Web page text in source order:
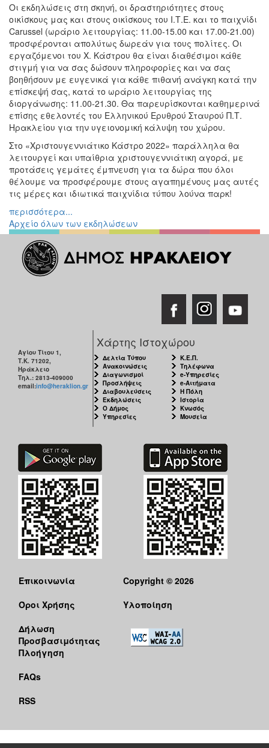
Οι εκδηλώσεις στη σκηνή, οι δραστηριότητες στους
οικίσκους μας και στους οικίσκους του Ι.Τ.Ε. και το παιχνίδι
Carussel (ωράριο λειτουργίας: 11.00-15.00 και 17.00-21.00)
προσφέρονται απολύτως δωρεάν για τους πολίτες. Οι
εργαζόμενοι του Χ. Κάστρου θα είναι διαθέσιμοι κάθε
στιγμή για να σας δώσουν πληροφορίες και να σας
βοηθήσουν με ευγενικά για κάθε πιθανή ανάγκη κατά την
επίσκεψή σας, κατά το ωράριο λειτουργίας της
διοργάνωσης: 11.00-21.30. Θα παρευρίσκονται καθημερινά
επίσης εθελοντές του Ελληνικού Ερυθρού Σταυρού Π.Τ.
Ηρακλείου για την υγειονομική κάλυψη του χώρου.
Στο «Χριστουγεννιάτικο Κάστρο 2022» παράλληλα θα
λειτουργεί και υπαίθρια χριστουγεννιάτικη αγορά, με
προτάσεις γεμάτες έμπνευση για τα δώρα που όλοι
θέλουμε να προσφέρουμε στους αγαπημένους μας αυτές
τις μέρες και ιδιωτικά παιχνίδια τύπου λούνα παρκ!
περισσότερα...
Αρχείο όλων των εκδηλώσεων
Αγίου Τίτου 1,
Τ.Κ. 71202,
Ηράκλειο
Τηλ.: 2813-409000
email:info@heraklion.gr
Χάρτης Ιστοχώρου
Δελτία Τύπου
Ανακοινώσεις
Διαγωνισμοί
Προσλήψεις
Διαβουλεύσεις
Εκδηλώσεις
Ο Δήμος
Υπηρεσίες
Κ.Ε.Π.
Τηλέφωνα
e-Υπηρεσίες
e-Αιτήματα
Η Πόλη
Ιστορία
Κνωσός
Μουσεία
Επικοινωνία
Όροι Χρήσης
Δήλωση
Προσβασιμότητας
Πλοήγηση
FAQs
RSS
Copyright © 2026
Υλοποίηση